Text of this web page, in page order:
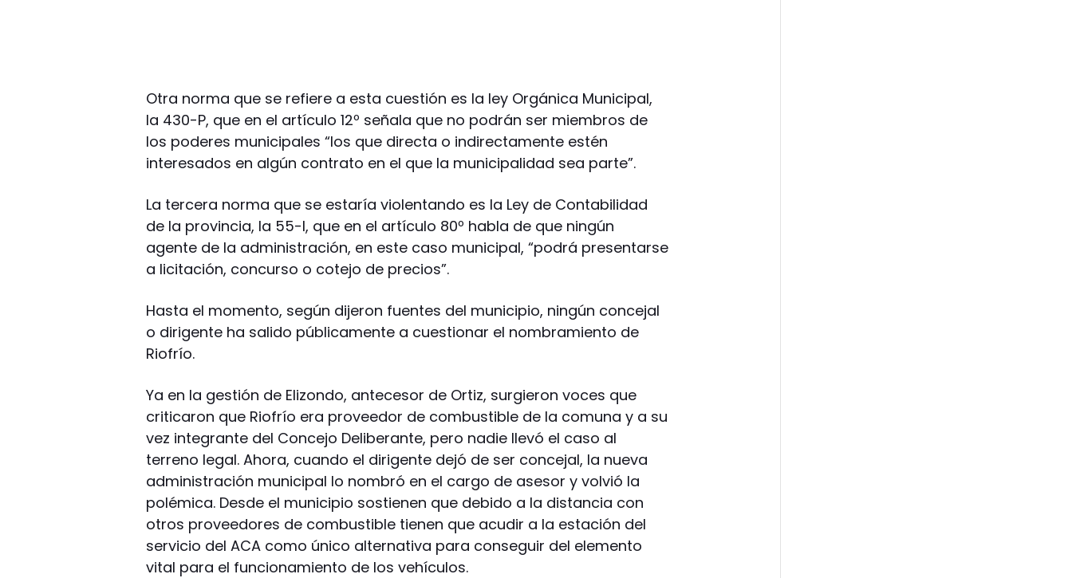
Otra norma que se refiere a esta cuestión es la ley Orgánica Municipal,
la 430-P, que en el artículo 12º señala que no podrán ser miembros de
los poderes municipales “los que directa o indirectamente estén
interesados en algún contrato en el que la municipalidad sea parte”.
La tercera norma que se estaría violentando es la Ley de Contabilidad
de la provincia, la 55-I, que en el artículo 80º habla de que ningún
agente de la administración, en este caso municipal, “podrá presentarse
a licitación, concurso o cotejo de precios”.
Hasta el momento, según dijeron fuentes del municipio, ningún concejal
o dirigente ha salido públicamente a cuestionar el nombramiento de
Riofrío.
Ya en la gestión de Elizondo, antecesor de Ortiz, surgieron voces que
criticaron que Riofrío era proveedor de combustible de la comuna y a su
vez integrante del Concejo Deliberante, pero nadie llevó el caso al
terreno legal. Ahora, cuando el dirigente dejó de ser concejal, la nueva
administración municipal lo nombró en el cargo de asesor y volvió la
polémica. Desde el municipio sostienen que debido a la distancia con
otros proveedores de combustible tienen que acudir a la estación del
servicio del ACA como único alternativa para conseguir del elemento
vital para el funcionamiento de los vehículos.